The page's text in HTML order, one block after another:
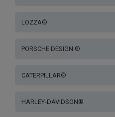
LOZZA®
PORSCHE DESIGN ®
CATERPILLAR®
HARLEY-DAVIDSON®